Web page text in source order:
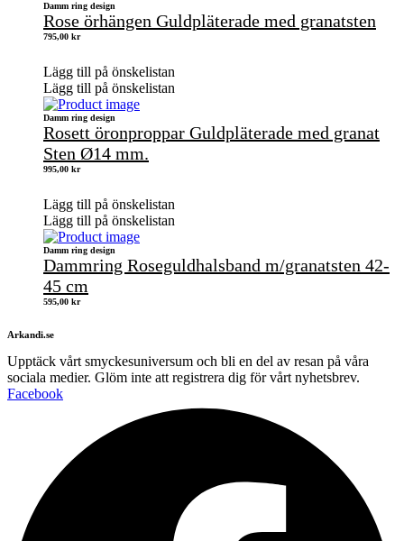
Damm ring design
Rose örhängen Guldpläterade med granatsten
795,00 kr
Lägg till på önskelistan
Lägg till på önskelistan
Damm ring design
Rosett öronproppar Guldpläterade med granat
Sten Ø14 mm.
995,00 kr
Lägg till på önskelistan
Lägg till på önskelistan
Damm ring design
Dammring Roseguldhalsband m/granatsten 42-
45 cm
595,00 kr
Arkandi.se
Upptäck vårt smyckesuniversum och bli en del av resan på våra
sociala medier. Glöm inte att registrera dig för vårt nyhetsbrev.
Facebook